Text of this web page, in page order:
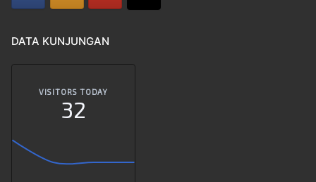
DATA KUNJUNGAN
VISITORS TODAY
32